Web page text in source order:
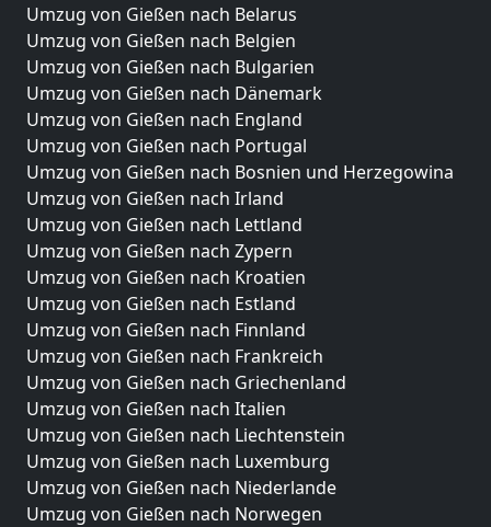
Umzug von Gießen nach Belarus
Umzug von Gießen nach Belgien
Umzug von Gießen nach Bulgarien
Umzug von Gießen nach Dänemark
Umzug von Gießen nach England
Umzug von Gießen nach Portugal
Umzug von Gießen nach Bosnien und Herzegowina
Umzug von Gießen nach Irland
Umzug von Gießen nach Lettland
Umzug von Gießen nach Zypern
Umzug von Gießen nach Kroatien
Umzug von Gießen nach Estland
Umzug von Gießen nach Finnland
Umzug von Gießen nach Frankreich
Umzug von Gießen nach Griechenland
Umzug von Gießen nach Italien
Umzug von Gießen nach Liechtenstein
Umzug von Gießen nach Luxemburg
Umzug von Gießen nach Niederlande
Umzug von Gießen nach Norwegen